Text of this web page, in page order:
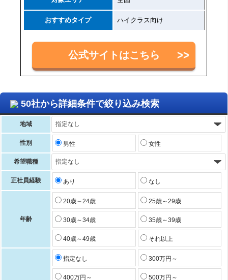
おすすめタイプ ハイクラス向け
公式サイトはこちら
50社から詳細条件で絞り込み検索
地域
性別 男性 女性
希望職種
正社員経験 あり なし
年齢
20歳～24歳 25歳～29歳
30歳～34歳 35歳～39歳
40歳～49歳 それ以上
指定なし 300万円～
400万円～ 500万円～